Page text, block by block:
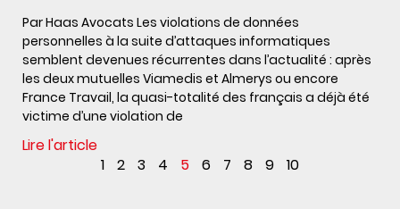
Par Haas Avocats Les violations de données
personnelles à la suite d’attaques informatiques
semblent devenues récurrentes dans l’actualité : après
les deux mutuelles Viamedis et Almerys ou encore
France Travail, la quasi-totalité des français a déjà été
victime d’une violation de
Lire l'article
1
2 3 4 5 6 7 8 9 10